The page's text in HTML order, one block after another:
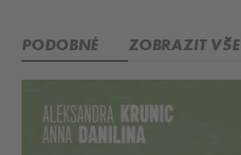
PODOBNÉ ZOBRAZIT VŠE